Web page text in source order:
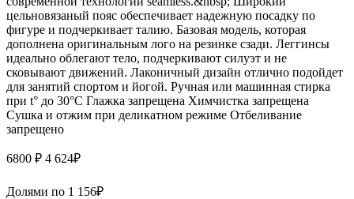
цельновязаный пояс обеспечивает надежную посадку по
фигуре и подчеркивает талию. Базовая модель, которая
дополнена оригинальным лого на резинке сзади. Леггинсы
идеально облегают тело, подчеркивают силуэт и не
сковывают движений. Лаконичный дизайн отлично подойдет
для занятий спортом и йогой. Ручная или машинная стирка
при t° до 30°C Глажка запрещена Химчистка запрещена
Сушка и отжим при деликатном режиме Отбеливание
запрещено
6800 ₽ 4 624₽
Долями по 1 156₽